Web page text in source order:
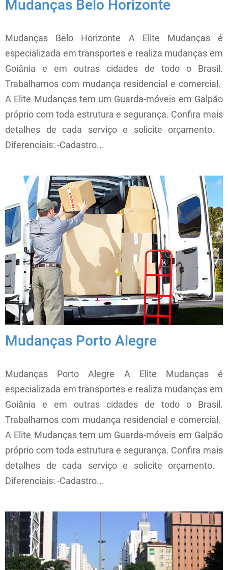
Mudanças Belo Horizonte
Mudanças Belo Horizonte A Elite Mudanças é
especializada em transportes e realiza mudanças em
Goiânia e em outras cidades de todo o Brasil.
Trabalhamos com mudança residencial e comercial.
A Elite Mudanças tem um Guarda-móveis em Galpão
próprio com toda estrutura e segurança. Confira mais
detalhes de cada serviço e solicite orçamento.
Diferenciais: -Cadastro...
Mudanças Porto Alegre
Mudanças Porto Alegre A Elite Mudanças é
especializada em transportes e realiza mudanças em
Goiânia e em outras cidades de todo o Brasil.
Trabalhamos com mudança residencial e comercial.
A Elite Mudanças tem um Guarda-móveis em Galpão
próprio com toda estrutura e segurança. Confira mais
detalhes de cada serviço e solicite orçamento.
Diferenciais: -Cadastro...